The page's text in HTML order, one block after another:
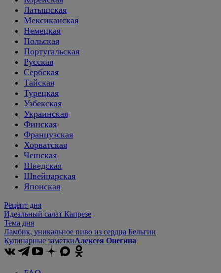
Латышская
Мексиканская
Немецкая
Польская
Португальская
Русская
Сербская
Тайская
Турецкая
Узбекская
Украинская
Финская
Французская
Хорватская
Чешская
Шведская
Швейцарская
Японская
Рецепт дня
Идеальный салат Капрезе
Тема дня
Ламбик, уникальное пиво из сердца Бельгии
Кулинарные заметкиАлексея Онегина